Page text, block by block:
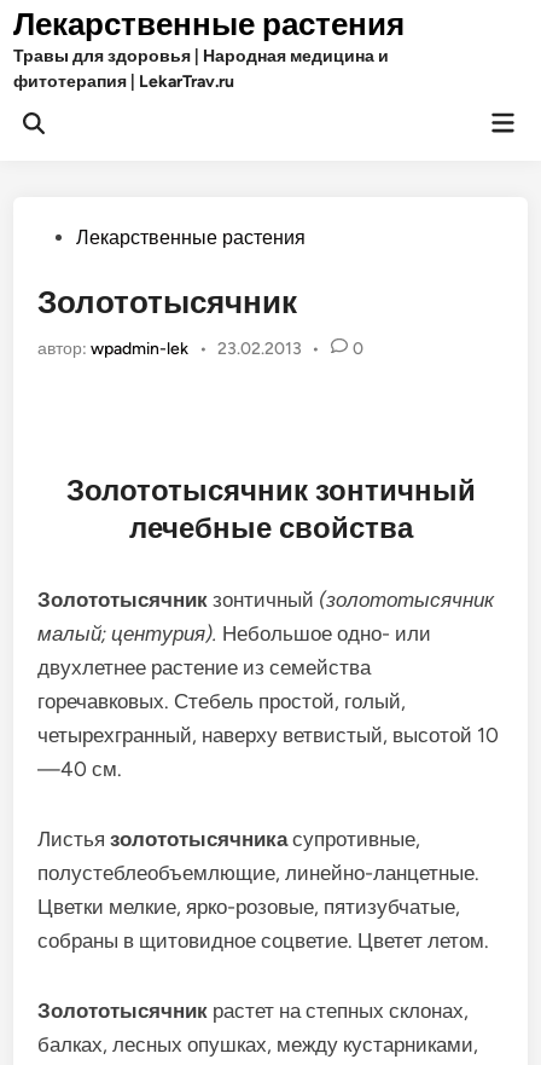
Перейти
содержимому
Лекарственные растения
Травы для здоровья | Народная медицина и
фитотерапия | LekarTrav.ru
Открыть
Опубликовано
Лекарственные растения
Золототысячник
автор:wpadmin-lek • 23.02.2013 • 0
Золототысячник зонтичный
лечебные свойства
Золототысячникзонтичный (золототысячник
малый; центурия). Небольшое одно- или
двухлетнее растение из семейства
горечавковых. Стебель простой, голый,
четырехгранный, наверху ветвистый, высотой 10
—40 см.
Листьязолототысячникасупротивные,
полустеблеобъемлющие, линейно-ланцетные.
Цветки мелкие, ярко-розовые, пятизубчатые,
собраны в щитовидное соцветие. Цветет летом.
Золототысячник растет на степных склонах,
балках, лесных опушках, между кустарниками,